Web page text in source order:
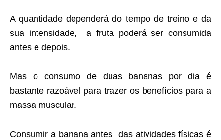
A quantidade dependerá do tempo de treino e da
sua intensidade, a fruta poderá ser consumida
antes e depois.
Mas o consumo de duas bananas por dia é
bastante razoável para trazer os benefícios para a
massa muscular.
Consumir a banana antes das atividades físicas é